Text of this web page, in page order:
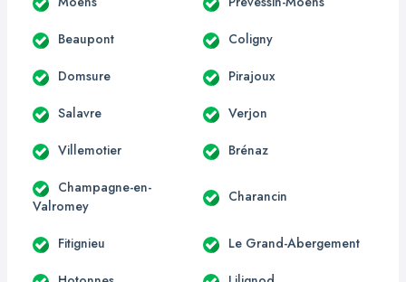
Beaupont Coligny
Domsure Pirajoux
Salavre Verjon
Villemotier Brénaz
Champagne-en-
Valromey
Charancin
Fitignieu Le Grand-Abergement